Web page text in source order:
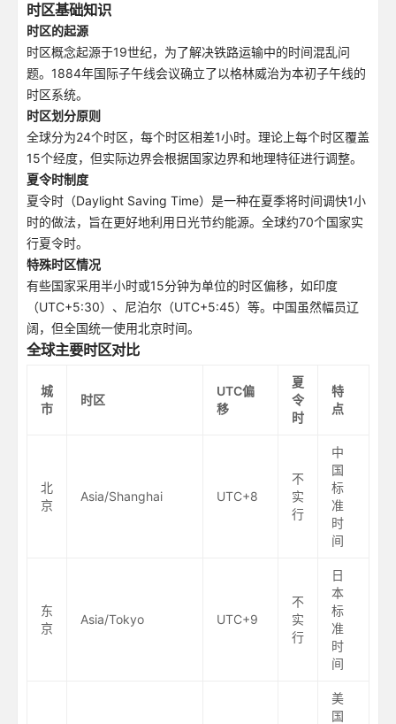
时区基础知识
时区的起源
时区概念起源于19世纪，为了解决铁路运输中的时间混乱问
题。1884年国际子午线会议确立了以格林威治为本初子午线的
时区系统。
时区划分原则
全球分为24个时区，每个时区相差1小时。理论上每个时区覆盖
15个经度，但实际边界会根据国家边界和地理特征进行调整。
夏令时制度
夏令时（Daylight Saving Time）是一种在夏季将时间调快1小
时的做法，旨在更好地利用日光节约能源。全球约70个国家实
行夏令时。
特殊时区情况
有些国家采用半小时或15分钟为单位的时区偏移，如印度
（UTC+5:30）、尼泊尔（UTC+5:45）等。中国虽然幅员辽
阔，但全国统一使用北京时间。
全球主要时区对比
城
市
时区
UTC偏
移
夏
令
时
特
点
北
京
Asia/Shanghai UTC+8
不
实
行
中
国
标
准
时
间
东
京
Asia/Tokyo UTC+9
不
实
行
日
本
标
准
时
间
美
国